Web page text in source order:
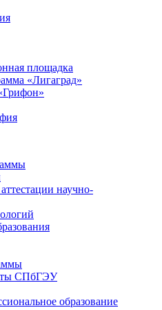
площадка
«Лигаград»­­
научно-
СПбГЭУ
образование